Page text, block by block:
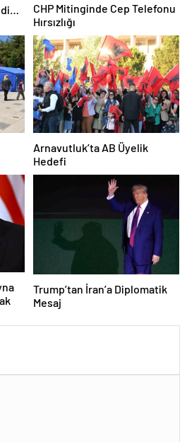
CHP Mitinginde Cep Telefonu
Hırsızlığı
Arnavutluk’ta AB Üyelik
Hedefi
Trump’tan İran’a Diplomatik
Mesaj